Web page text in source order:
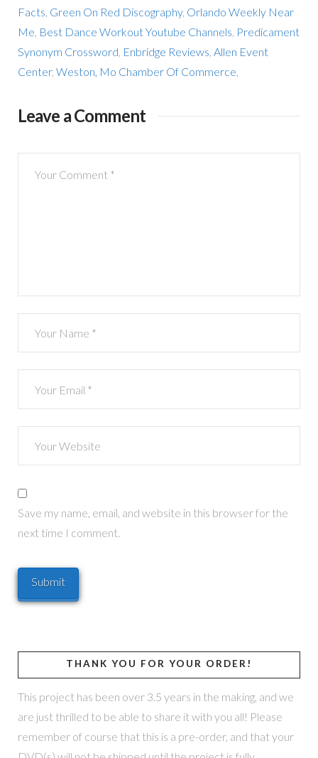
Facts Green On Red Discography, Orlando Weekly Near
Me Best Dance Workout Youtube Channels Predicament
Synonym Crossword Enbridge Reviews Allen Event
Center, Weston, Mo Chamber Of Commerce
Leave a Comment
Save my name, email, and website in this browser for the
next time I comment.
THANK YOU FOR YOUR ORDER!
This project has been over 3.5 years in the making, and we
are just thrilled to be able to share it with you all! Please
remember of course that this is a pre-order, and that your